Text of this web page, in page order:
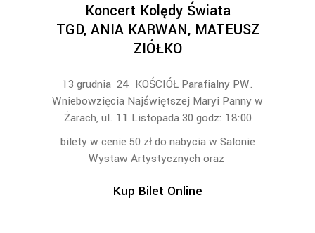
Koncert Kolędy Świata
TGD, ANIA KARWAN, MATEUSZ
ZIÓŁKO
13 grudnia 24 KOŚCIÓŁ Parafialny PW.
Wniebowzięcia Najświętszej Maryi Panny w
Żarach, ul. 11 Listopada 30 godz: 18:00
bilety w cenie 50 zł do nabycia w Salonie
Wystaw Artystycznych oraz
Kup Bilet Online